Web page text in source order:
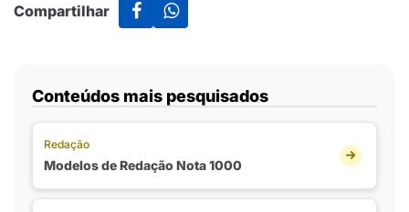
Compartilhar
Conteúdos mais pesquisados
Redação
Modelos de Redação Nota 1000